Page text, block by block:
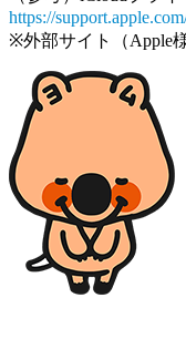
https://
※外部サイト（Apple